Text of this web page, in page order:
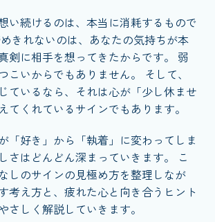
い続けるのは、本当に消耗するもので
きれないのは、あなたの気持ちが本
剣に相手を想ってきたからです。 弱
こいからでもありません。 そして、
ているなら、それは心が「少し休ませ
てくれているサインでもあります。
「好き」から「執着」に変わってしま
さはどんどん深まっていきます。 こ
しのサインの見極め方を整理しなが
考え方と、疲れた心と向き合うヒント
さしく解説していきます。